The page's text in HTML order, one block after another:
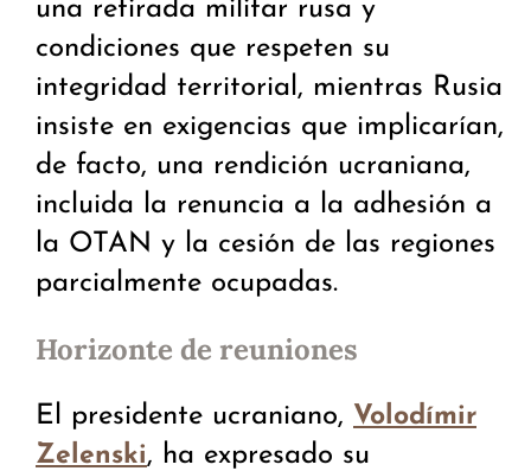
una retirada militar rusa y
condiciones que respeten su
integridad territorial, mientras Rusia
insiste en exigencias que implicarían,
de facto, una rendición ucraniana,
incluida la renuncia a la adhesión a
la OTAN y la cesión de las regiones
parcialmente ocupadas.
Horizonte de reuniones
El presidente ucraniano, Volodímir
Zelenski, ha expresado su